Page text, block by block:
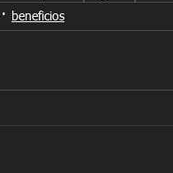
beneficios